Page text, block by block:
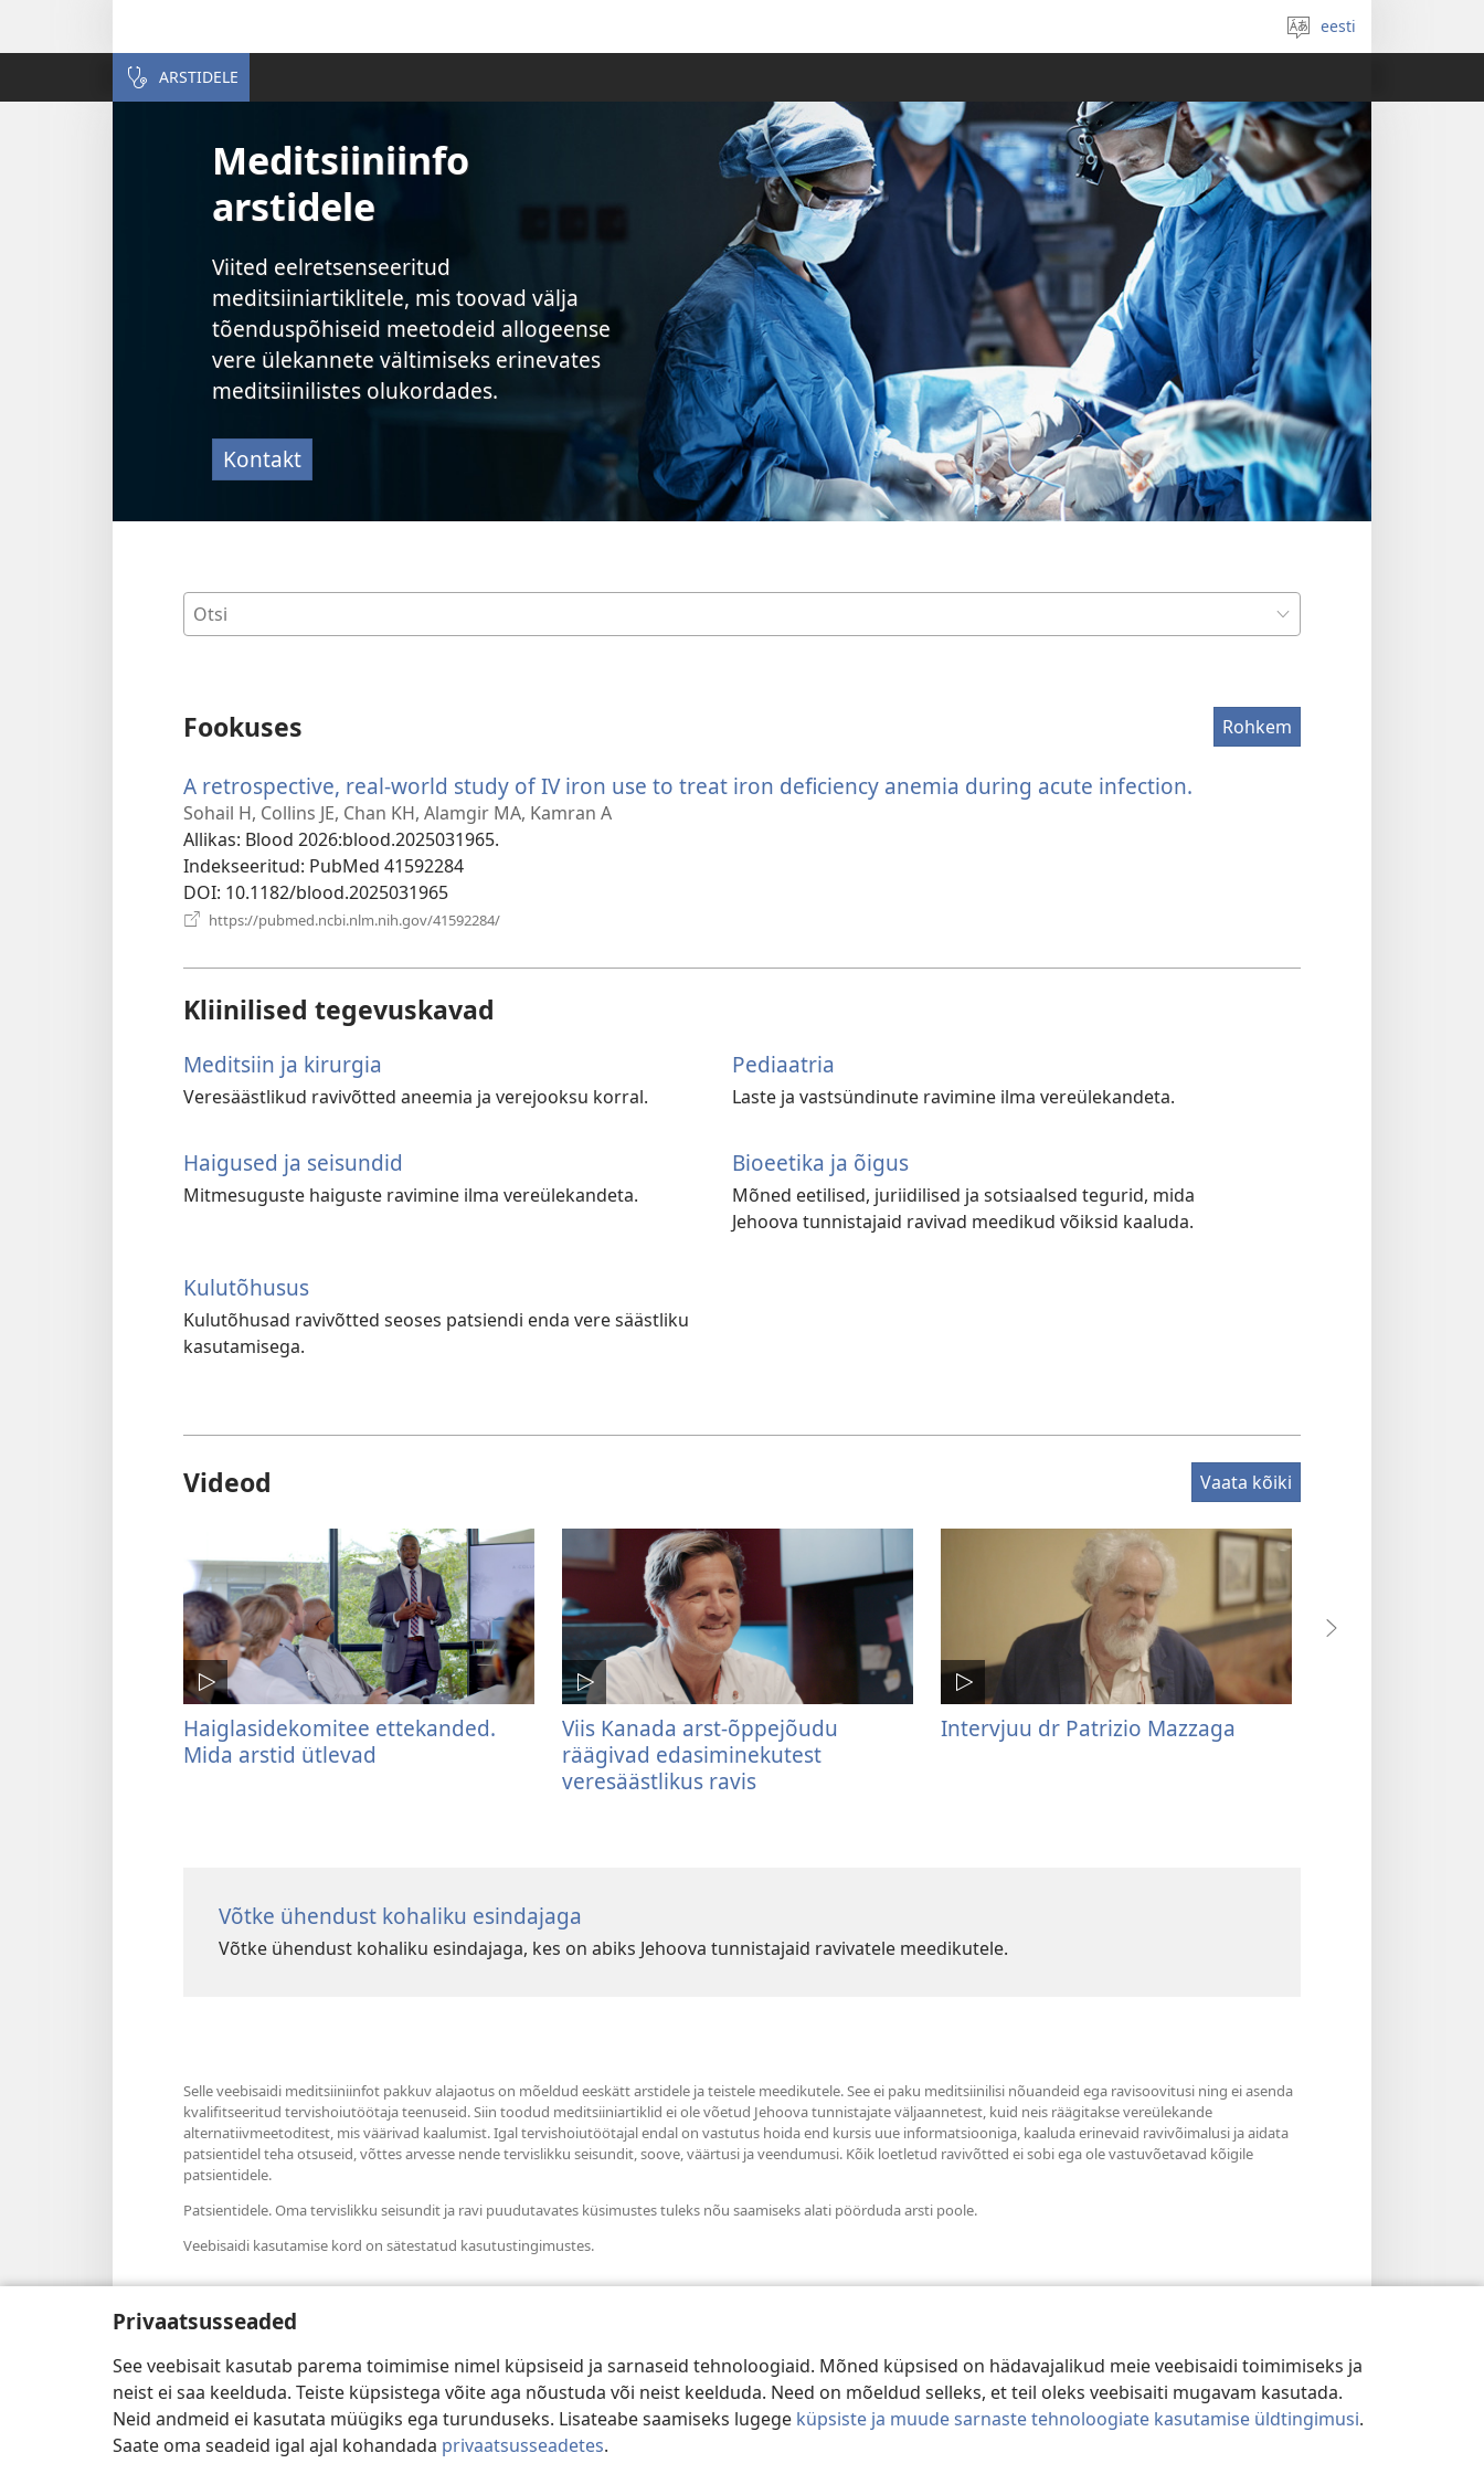
Privaatsusseaded
See veebisait kasutab parema toimimise nimel küpsiseid ja sarnaseid tehnoloogiaid. Mõned küpsised on hädavajalikud meie veebisaidi toimimiseks ja
neist ei saa keelduda. Teiste küpsistega võite aga nõustuda või neist keelduda. Need on mõeldud selleks, et teil oleks veebisaiti mugavam kasutada.
Neid andmeid ei kasutata müügiks ega turunduseks. Lisateabe saamiseks lugege küpsiste ja muude sarnaste tehnoloogiate kasutamise üldtingimusi.
Saate oma seadeid igal ajal kohandada privaatsusseadetes.
Vali
keel
eesti
ARSTIDELE
Meditsiiniinfo
arstidele
Viited eelretsenseeritud
meditsiiniartiklitele, mis toovad välja
tõenduspõhiseid meetodeid allogeense
vere ülekannete vältimiseks erinevates
meditsiinilistes olukordades.
Kontakt
Fookuses Rohkem
A retrospective, real-world study of IV iron use to treat iron deficiency anemia during acute infection.
Sohail H, Collins JE, Chan KH, Alamgir MA, Kamran A
Allikas‎: Blood 2026:blood.2025031965.
Indekseeritud‎: PubMed 41592284
DOI‎: 10.1182/blood.2025031965
https://pubmed.ncbi.nlm.nih.gov/41592284/
Kliinilised tegevuskavad
Meditsiin ja kirurgia
Veresäästlikud ravivõtted aneemia ja verejooksu korral.
Pediaatria
Laste ja vastsündinute ravimine ilma vereülekandeta.
Haigused ja seisundid
Mitmesuguste haiguste ravimine ilma vereülekandeta.
Bioeetika ja õigus
Mõned eetilised, juriidilised ja sotsiaalsed tegurid, mida
Jehoova tunnistajaid ravivad meedikud võiksid kaaluda.
Kulutõhusus
Kulutõhusad ravivõtted seoses patsiendi enda vere säästliku
kasutamisega.
Videod Vaata kõiki
Haiglasidekomitee ettekanded.
Mida arstid ütlevad
Viis Kanada arst-õppejõudu
räägivad edasiminekutest
veresäästlikus ravis
Intervjuu dr Patrizio Mazzaga
Võtke ühendust kohaliku esindajaga
Võtke ühendust kohaliku esindajaga, kes on abiks Jehoova tunnistajaid ravivatele meedikutele.
Selle veebisaidi meditsiiniinfot pakkuv alajaotus on mõeldud eeskätt arstidele ja teistele meedikutele. See ei paku meditsiinilisi nõuandeid ega ravisoovitusi ning ei asenda
kvalifitseeritud tervishoiutöötaja teenuseid. Siin toodud meditsiiniartiklid ei ole võetud Jehoova tunnistajate väljaannetest, kuid neis räägitakse vereülekande
alternatiivmeetoditest, mis väärivad kaalumist. Igal tervishoiutöötajal endal on vastutus hoida end kursis uue informatsiooniga, kaaluda erinevaid ravivõimalusi ja aidata
patsientidel teha otsuseid, võttes arvesse nende tervislikku seisundit, soove, väärtusi ja veendumusi. Kõik loetletud ravivõtted ei sobi ega ole vastuvõetavad kõigile
patsientidele.
Patsientidele. Oma tervislikku seisundit ja ravi puudutavates küsimustes tuleks nõu saamiseks alati pöörduda arsti poole.
Veebisaidi kasutamise kord on sätestatud kasutustingimustes.
Copyright © 2026 Watch Tower Bible and Tract Society of Pennsylvania.